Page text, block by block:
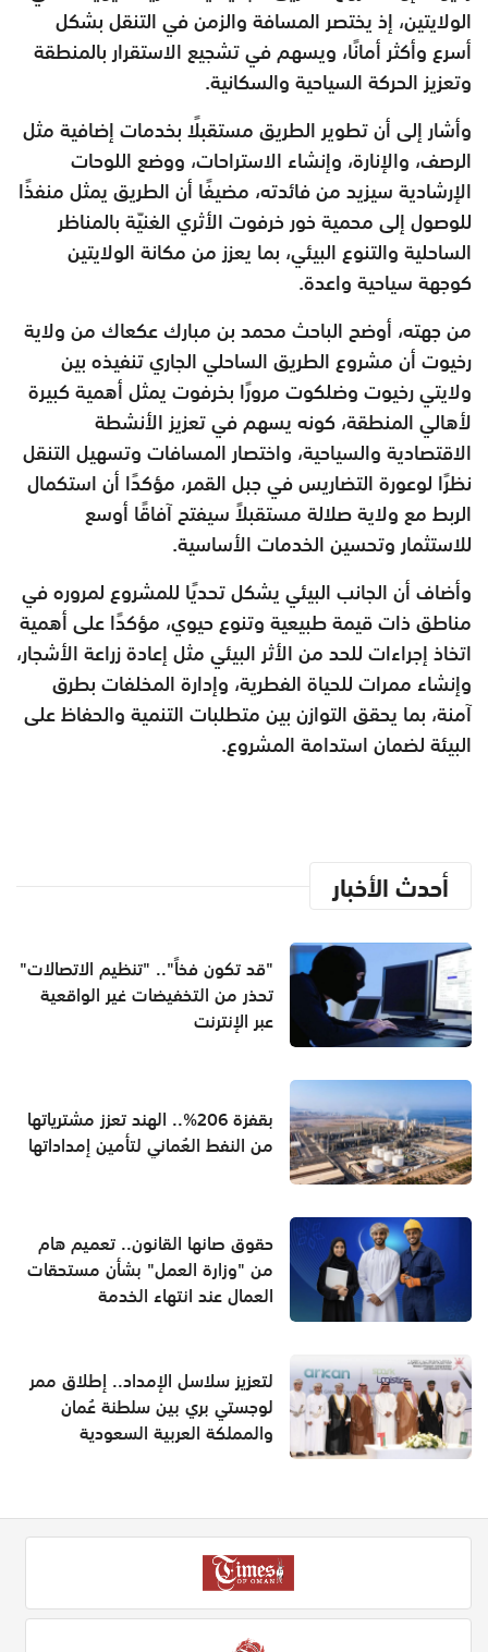
الولايتين، إذ يختصر المسافة والزمن في التنقل بشكل
أسرع وأكثر أمانًا، ويسهم في تشجيع الاستقرار بالمنطقة
وتعزيز الحركة السياحية والسكانية.
وأشار إلى أن تطوير الطريق مستقبلًا بخدمات إضافية مثل
الرصف، والإنارة، وإنشاء الاستراحات، ووضع اللوحات
الإرشادية سيزيد من فائدته، مضيفًا أن الطريق يمثل منفذًا
للوصول إلى محمية خور خرفوت الأثري الغنيّة بالمناظر
الساحلية والتنوع البيئي، بما يعزز من مكانة الولايتين
كوجهة سياحية واعدة.
من جهته، أوضح الباحث محمد بن مبارك عكعاك من ولاية
رخيوت أن مشروع الطريق الساحلي الجاري تنفيذه بين
ولايتي رخيوت وضلكوت مرورًا بخرفوت يمثل أهمية كبيرة
لأهالي المنطقة، كونه يسهم في تعزيز الأنشطة
الاقتصادية والسياحية، واختصار المسافات وتسهيل التنقل
نظرًا لوعورة التضاريس في جبل القمر، مؤكدًا أن استكمال
الربط مع ولاية صلالة مستقبلاً سيفتح آفاقًا أوسع
للاستثمار وتحسين الخدمات الأساسية.
وأضاف أن الجانب البيئي يشكل تحديًا للمشروع لمروره في
مناطق ذات قيمة طبيعية وتنوع حيوي، مؤكدًا على أهمية
اتخاذ إجراءات للحد من الأثر البيئي مثل إعادة زراعة الأشجار،
وإنشاء ممرات للحياة الفطرية، وإدارة المخلفات بطرق
آمنة، بما يحقق التوازن بين متطلبات التنمية والحفاظ على
البيئة لضمان استدامة المشروع.
أحدث الأخبار
"قد تكون فخاً".. "تنظيم الاتصالات"
تحذر من التخفيضات غير الواقعية
عبر الإنترنت
بقفزة 206%.. الهند تعزز مشترياتها
من النفط العُماني لتأمين إمداداتها
حقوق صانها القانون.. تعميم هام
من "وزارة العمل" بشأن مستحقات
العمال عند انتهاء الخدمة
لتعزيز سلاسل الإمداد.. إطلاق ممر
لوجستي بري بين سلطنة عُمان
والمملكة العربية السعودية